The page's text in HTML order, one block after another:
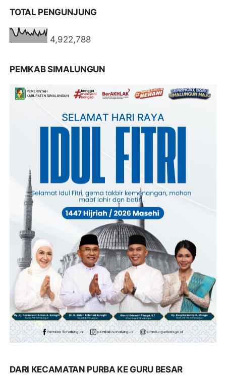
TOTAL PENGUNJUNG
4,922,788
PEMKAB SIMALUNGUN
DARI KECAMATAN PURBA KE GURU BESAR